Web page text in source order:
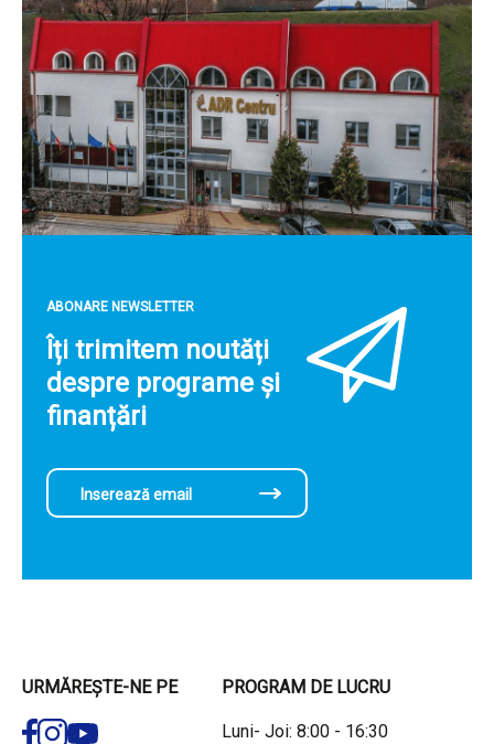
ABONARE NEWSLETTER
Îți trimitem noutăți
despre programe și
finanțări
URMĂREȘTE-NE PE PROGRAM DE LUCRU
Luni- Joi: 8:00 - 16:30